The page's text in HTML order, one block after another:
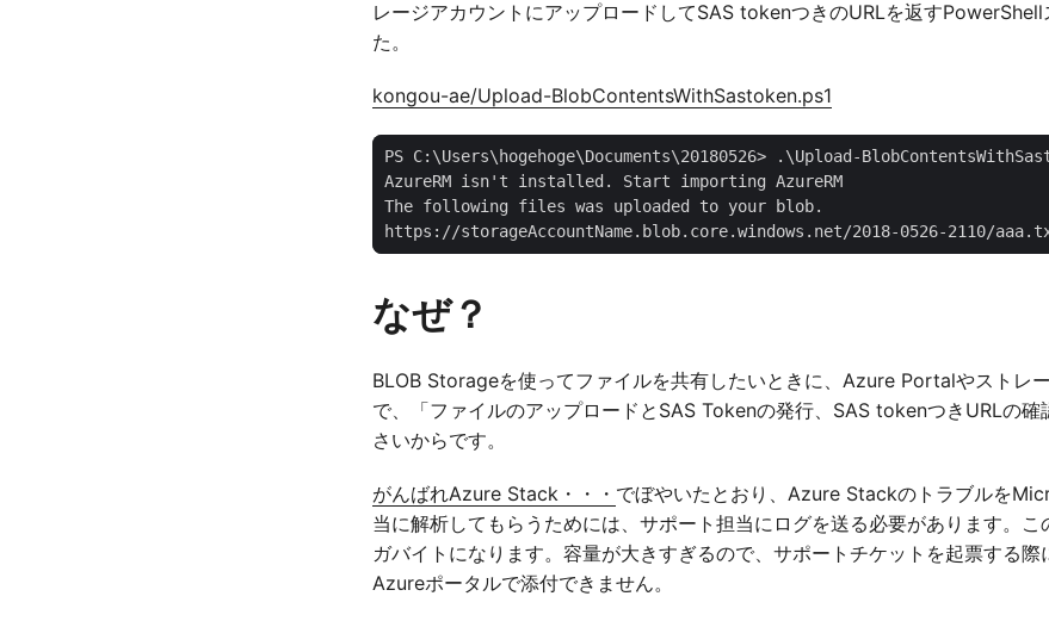
レージアカウントにアップロードしてSAS tokenつきのURLを返すPowerShell
た。
kongou-ae/Upload-BlobContentsWithSastoken.ps1
https://storageAccountName.blob.core.windows.net/2018-0526-2110/
なぜ？
BLOB Storageを使ってファイルを共有したいときに、Azure Portalやストレ
で、「ファイルのアップロードとSAS Tokenの発行、SAS tokenつきURLの確
さいからです。
がんばれAzure Stack・・・ でぼやいたとおり、Azure Stackのトラブルを
当に解析してもらうためには、サポート担当にログを送る必要があります。
ガバイトになります。容量が大きすぎるので、サポートチケットを起票する際
Azureポータルで添付できません。